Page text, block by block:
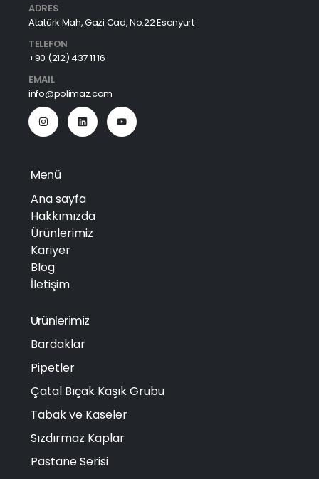
ADRES
Atatürk Mah, Gazi Cad, No:22 Esenyurt
TELEFON
+90 (212) 437 11 16
EMAIL
info@polimaz.com
Menü
Ana sayfa
Hakkımızda
Ürünlerimiz
Kariyer
Blog
İletişim
Ürünlerimiz
Bardaklar
Pipetler
Çatal Bıçak Kaşık Grubu
Tabak ve Kaseler
Sızdırmaz Kaplar
Pastane Serisi